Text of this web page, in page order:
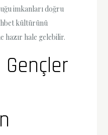
imkanları doğru
kültürünü
hazır hale gelebilir.
Gençler